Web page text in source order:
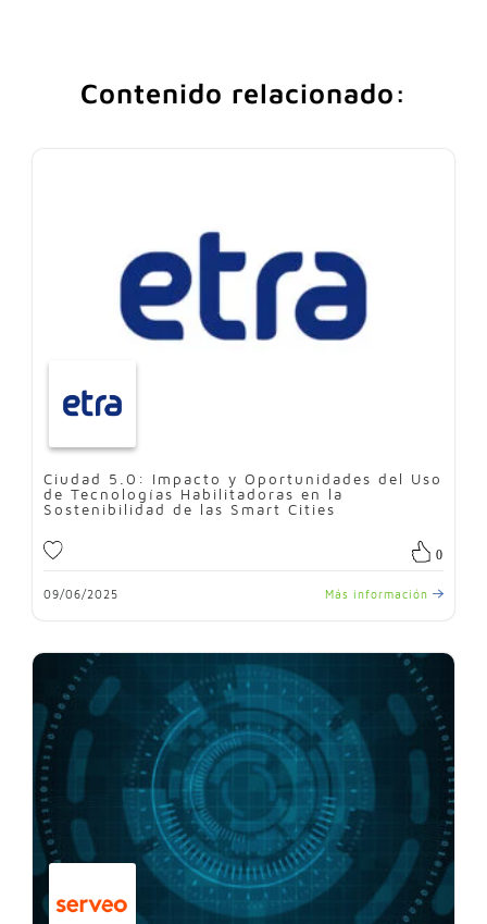
Contenido relacionado:
Ciudad 5.0: Impacto y Oportunidades del Uso
de Tecnologías Habilitadoras en la
Sostenibilidad de las Smart Cities
0
09/06/2025 Más información